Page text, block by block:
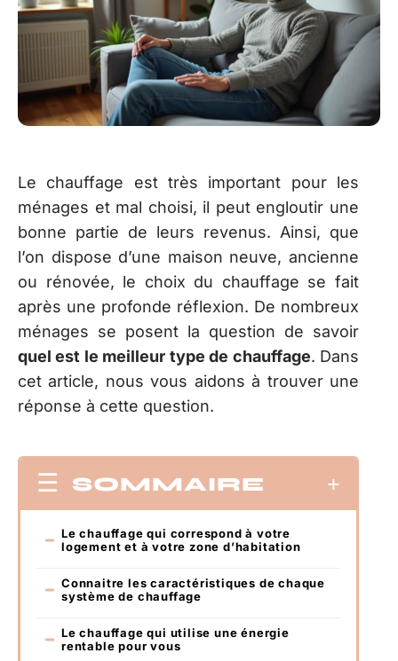
Le chauffage est très important pour les
ménages et mal choisi, il peut engloutir une
bonne partie de leurs revenus. Ainsi, que
l’on dispose d’une maison neuve, ancienne
ou rénovée, le choix du chauffage se fait
après une profonde réflexion. De nombreux
ménages se posent la question de savoir
quel est le meilleur type de chauffage. Dans
cet article, nous vous aidons à trouver une
réponse à cette question.
SOMMAIRE
Le chauffage qui correspond à votre
logement et à votre zone d’habitation
Connaitre les caractéristiques de chaque
système de chauffage
Le chauffage qui utilise une énergie
rentable pour vous